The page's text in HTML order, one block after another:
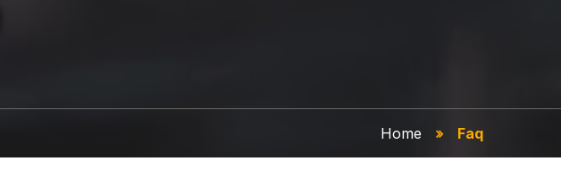
Home Faq